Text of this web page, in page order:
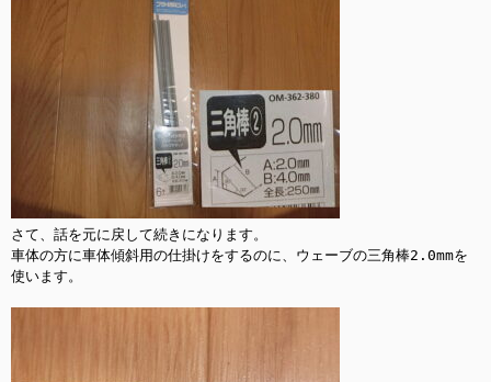
さて、話を元に戻して続きになります。
車体の方に車体傾斜用の仕掛けをするのに、ウェーブの三角棒2.0mmを
使います。